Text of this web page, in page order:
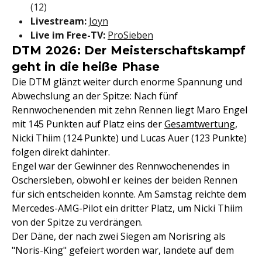
(12)
Livestream: Joyn
Live im Free-TV: ProSieben
DTM 2026: Der Meisterschaftskampf
geht in die heiße Phase
Die DTM glänzt weiter durch enorme Spannung und
Abwechslung an der Spitze: Nach fünf
Rennwochenenden mit zehn Rennen liegt Maro Engel
mit 145 Punkten auf Platz eins derGesamtwertung,
Nicki Thiim (124 Punkte) und Lucas Auer (123 Punkte)
folgen direkt dahinter.
Engel war der Gewinner des Rennwochenendes in
Oschersleben, obwohl er keines der beiden Rennen
für sich entscheiden konnte. Am Samstag reichte dem
Mercedes-AMG-Pilot ein dritter Platz, um Nicki Thiim
von der Spitze zu verdrängen.
Der Däne, der nach zwei Siegen am Norisring als
"Noris-King" gefeiert worden war, landete auf dem